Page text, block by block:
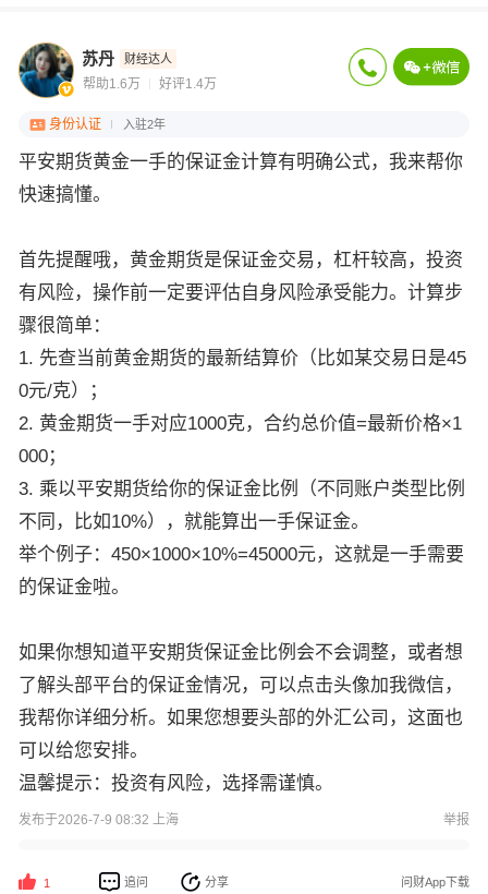
苏丹 财经达人
帮助1.6万 好评1.4万
身份认证 入驻2年
平安期货黄金一手的保证金计算有明确公式，我来帮你
快速搞懂。
首先提醒哦，黄金期货是保证金交易，杠杆较高，投资
有风险，操作前一定要评估自身风险承受能力。计算步
骤很简单：
1. 先查当前黄金期货的最新结算价（比如某交易日是45
0元/克）；
2. 黄金期货一手对应1000克，合约总价值=最新价格×1
000；
3. 乘以平安期货给你的保证金比例（不同账户类型比例
不同，比如10%），就能算出一手保证金。
举个例子：450×1000×10%=45000元，这就是一手需要
的保证金啦。
如果你想知道平安期货保证金比例会不会调整，或者想
了解头部平台的保证金情况，可以点击头像加我微信，
我帮你详细分析。如果您想要头部的外汇公司，这面也
可以给您安排。
温馨提示：投资有风险，选择需谨慎。
发布于2026-7-9 08:32 上海 举报
1 追问 分享 问财App下载